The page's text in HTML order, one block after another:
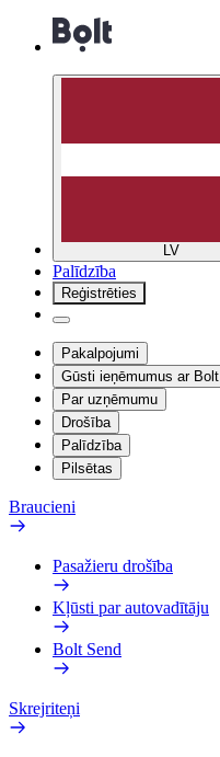
LV
Palīdzība
Reģistrēties
Pakalpojumi
Gūsti ieņēmumus ar Bolt
Par uzņēmumu
Drošība
Palīdzība
Pilsētas
Braucieni
Pasažieru drošība
Kļūsti par autovadītāju
Bolt Send
Skrejriteņi